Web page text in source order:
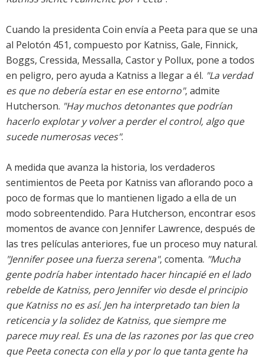
Cuando la presidenta Coin envía a Peeta para que se una
al Pelotón 451, compuesto por Katniss, Gale, Finnick,
Boggs, Cressida, Messalla, Castor y Pollux, pone a todos
en peligro, pero ayuda a Katniss a llegar a él. "La verdad
es que no debería estar en ese entorno", admite
Hutcherson. "Hay muchos detonantes que podrían
hacerlo explotar y volver a perder el control, algo que
sucede numerosas veces".
A medida que avanza la historia, los verdaderos
sentimientos de Peeta por Katniss van aflorando poco a
poco de formas que lo mantienen ligado a ella de un
modo sobreentendido. Para Hutcherson, encontrar esos
momentos de avance con Jennifer Lawrence, después de
las tres películas anteriores, fue un proceso muy natural.
"Jennifer posee una fuerza serena", comenta. "Mucha
gente podría haber intentado hacer hincapié en el lado
rebelde de Katniss, pero Jennifer vio desde el principio
que Katniss no es así. Jen ha interpretado tan bien la
reticencia y la solidez de Katniss, que siempre me
parece muy real. Es una de las razones por las que creo
que Peeta conecta con ella y por lo que tanta gente ha